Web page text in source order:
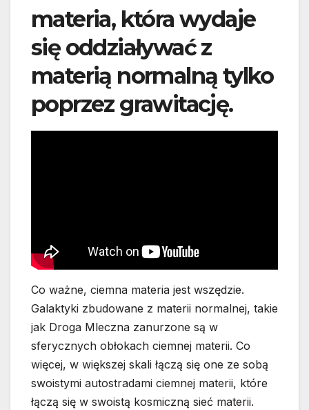
materia, która wydaje
się oddziaływać z
materią normalną tylko
poprzez grawitację.
Co ważne, ciemna materia jest wszędzie.
Galaktyki zbudowane z materii normalnej, takie
jak Droga Mleczna zanurzone są w
sferycznych obłokach ciemnej materii. Co
więcej, w większej skali łączą się one ze sobą
swoistymi autostradami ciemnej materii, które
łączą się w swoistą kosmiczną sieć materii.